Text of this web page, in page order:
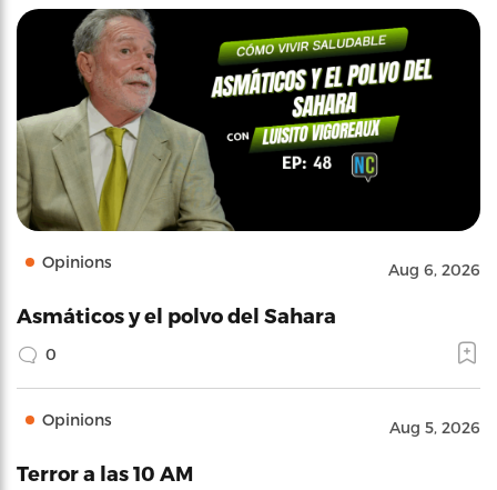
Opinions Aug 6, 2026
Asmáticos y el polvo del Sahara
0
Opinions Aug 5, 2026
Terror a las 10 AM